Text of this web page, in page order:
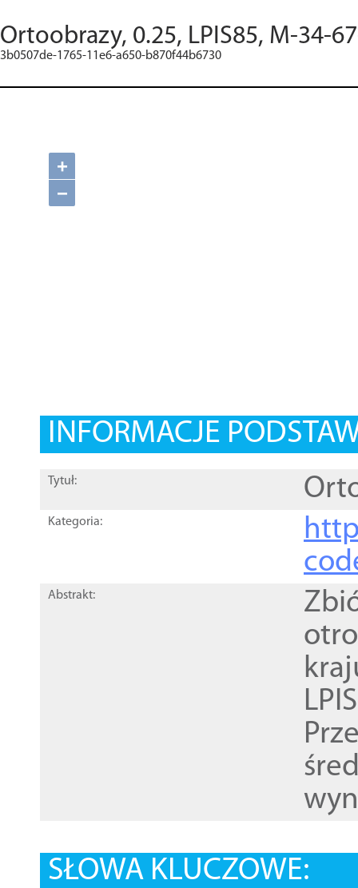
Ortoobrazy, 0.25, LPIS85, M-34-
3b0507de-1765-11e6-a650-b870f44b6730
+
−
INFORMACJE
Tytuł:
Kategoria:
Abstrakt:
SŁOWA KLUCZOWE: